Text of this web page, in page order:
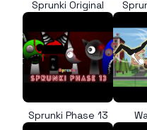
Sprunki Original
Sprunki Phase 13